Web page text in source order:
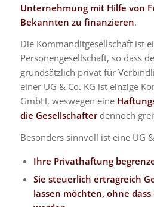
Unternehmung mit Hilfe von
Bekannten zu finanzieren.
Die Kommanditgesellschaft ist
Personengesellschaft, so dass
grundsätzlich privat für
einer UG & Co. KG ist einzige
GmbH, weswegen eine
die Gesellschafterdennoch
Besonders sinnvoll ist eine UG
Ihre Privathaftung
Sie steuerlich ertragreich
lassen möchten, ohne